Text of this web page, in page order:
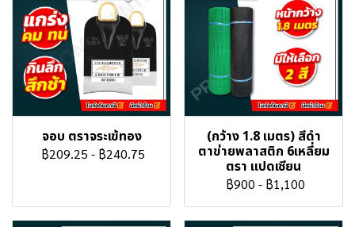
จอบ ตราจระเข้ทอง
฿209.25 - ฿240.75
(กว้าง 1.8 เมตร) สีดำ
ตาข่ายพลาสติก 6เหลี่ยม
ตรา แปดเซียน
฿900 - ฿1,100